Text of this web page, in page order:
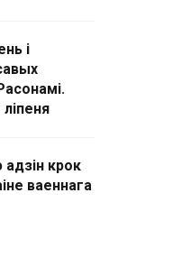
і
ліпеня
адзін крок
ваеннага